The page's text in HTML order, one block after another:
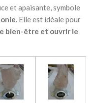
et apaisante, symbole
. Elle est idéale pour
bien-être et ouvrir le